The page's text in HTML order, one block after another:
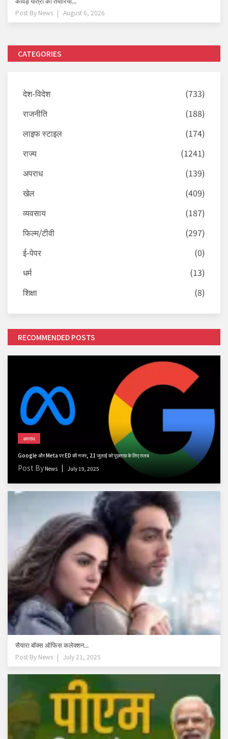
Post By News August 6, 2026
CATEGORIES
देश-विदेश
(733)
राजनीति
(188)
लाइफ स्टाइल
(174)
राज्य
(1241)
अपराध
(139)
खेल
(409)
व्यवसाय
(187)
फिल्म/टीवी
(297)
ई-पेपर
(0)
धर्म
(13)
शिक्षा
(8)
RECOMMENDED POSTS
अपराध
Google और Meta पर ED की नजर, 21 जुलाई को पूछताछ के लिए तलब
Post By News July 19, 2025
सैयारा बॉक्स ऑफिस कलेक्शन...
Post By News July 21, 2025